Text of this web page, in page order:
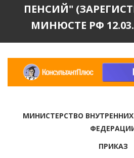
ПЕНСИЙ"
МИНЮСТЕ РФ
МИНИСТЕРСТВО
ПРИКАЗ